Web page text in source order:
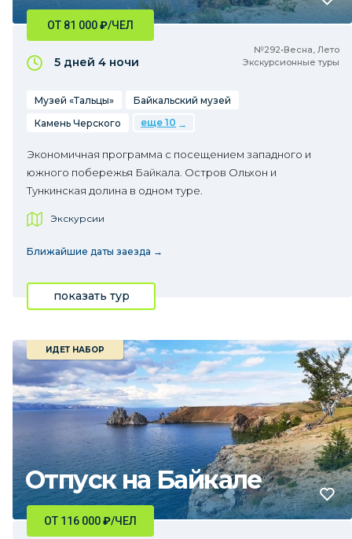
№292•Весна, Лето
Экскурсионные туры
ОТ 81 000₽/ЧЕЛ
5 дней 4 ночи
Музей «Тальцы»
Байкальский музей
Камень Черского
еще 10
Экономичная программа с посещением западного и
южного побережья Байкала. Остров Ольхон и
Тункинская долина в одном туре.
Экскурсии
Ближайшие даты заезда →
показать тур
Отпуск на Байкале
ИДЕТ НАБОР
ОТ 116 000₽/ЧЕЛ